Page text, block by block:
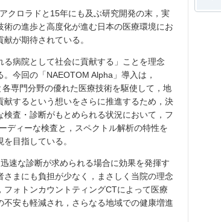
クロラドと15年にも及ぶ研究開発の末，実
の進歩と高度化が進む日本の医療環境にお
が期待されている。
病院として社会に貢献する」ことを理念
今回の「NAEOTOM Alpha」導入は，
専門分野の優れた医療技術を駆使して，地
するという想いをさらに推進するため，決
査・診断がもとめられる状況において，フ
ディーな検査と，スペクトル解析の特性を
目指している。
速な診断が求められる場合に効果を発揮す
まにも負担が少なく，まさしく当院の理念
ォトンカウントティングCTによって医療
安も軽減され，さらなる地域での健康増進